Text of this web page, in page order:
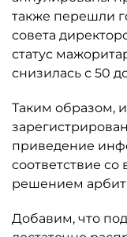
также перешли
совета
статус
снизилась с 50
Таким образом,
приведение
соответствие
решением
Добавим, что